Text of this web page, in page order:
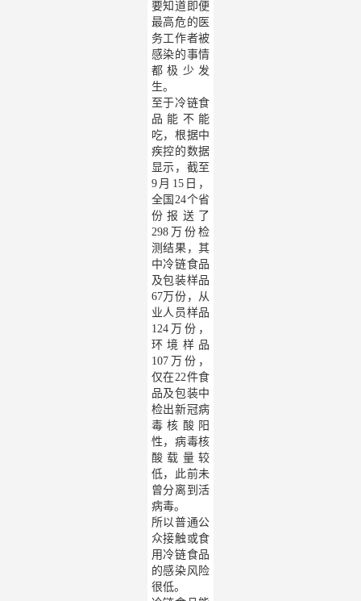
要知道即便
最高危的医
务工作者被
感染的事情
都极少发
生。
至于冷链食
品能不能
吃，根据中
疾控的数据
显示，截至
9月15日，
全国24个省
份报送了
298万份检
测结果，其
中冷链食品
及包装样品
67万份，从
业人员样品
124万份，
环境样品
107万份，
仅在22件食
品及包装中
检出新冠病
毒核酸阳
性，病毒核
酸载量较
低，此前未
曾分离到活
病毒。
所以普通公
众接触或食
用冷链食品
的感染风险
很低。